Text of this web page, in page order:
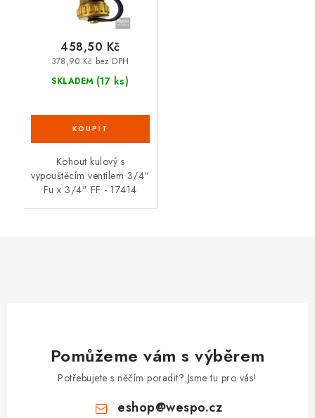
SKLADEM (17 ks)
378,90 Kč bez DPH
458,50 Kč
Kohout kulový s
vypouštěcím ventilem 3/4“
Fu x 3/4" FF - 17414
Pomůžeme vám s výběrem
Potřebujete s něčím poradit? Jsme tu pro vás!
eshop@wespo.cz